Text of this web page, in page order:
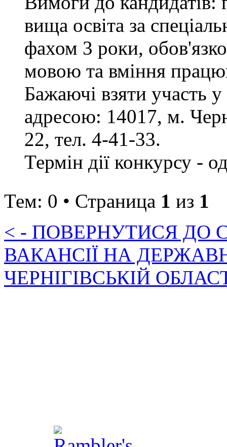
вища освіта за
фахом 3 роки,
мовою та вміння
Бажаючі взяти участь
адресою: 14017, м.
22, тел. 4-41-33.
Термін дії конкурсу -
Тем: 0 • Страница 1 из 1
< - ПОВЕРНУТИСЯ ДО
ВАКАНСІЇ НА
ЧЕРНІГІВСЬКІЙ